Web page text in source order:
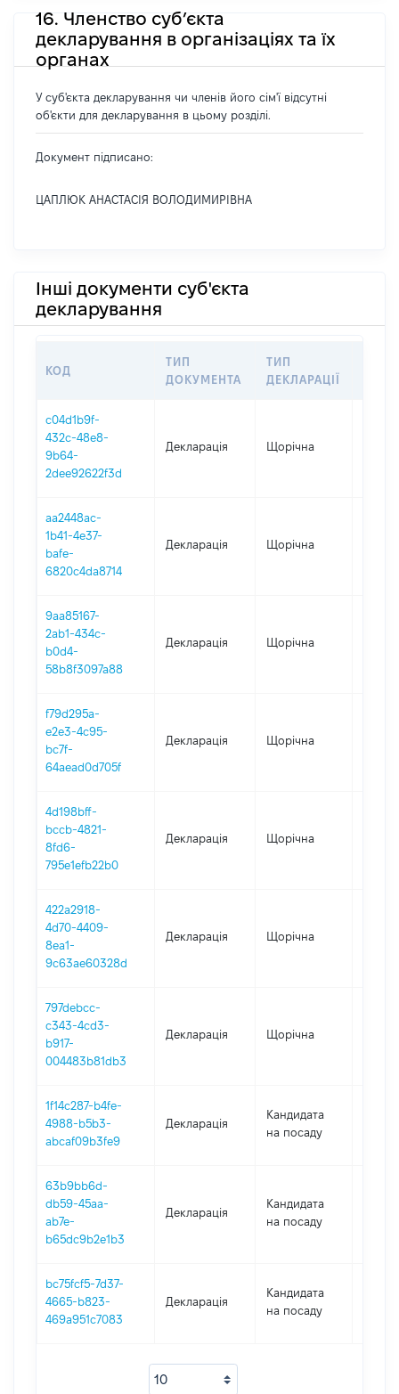
16. Членство суб’єкта
декларування в організаціях та їх
органах
У суб'єкта декларування чи членів його сім'ї відсутні
об'єкти для декларування в цьому розділі.
Документ підписано:
ЦАПЛЮК АНАСТАСІЯ ВОЛОДИМИРІВНА
Інші документи суб'єкта
декларування
КОД
ТИП
ДОКУМЕНТА
ТИП
ДЕКЛАРАЦІЇ
c04d1b9f-
432c-48e8-
9b64-
2dee92622f3d
Декларація Щорічна
aa2448ac-
1b41-4e37-
bafe-
6820c4da8714
Декларація Щорічна
9aa85167-
2ab1-434c-
b0d4-
58b8f3097a88
Декларація Щорічна
f79d295a-
e2e3-4c95-
bc7f-
64aead0d705f
Декларація Щорічна
4d198bff-
bccb-4821-
8fd6-
795e1efb22b0
Декларація Щорічна
422a2918-
4d70-4409-
8ea1-
9c63ae60328d
Декларація Щорічна
797debcc-
c343-4cd3-
b917-
004483b81db3
Декларація Щорічна
1f14c287-b4fe-
4988-b5b3-
abcaf09b3fe9
Декларація
Кандидата
на посаду
63b9bb6d-
db59-45aa-
ab7e-
b65dc9b2e1b3
Декларація
Кандидата
на посаду
bc75fcf5-7d37-
4665-b823-
469a951c7083
Декларація
Кандидата
на посаду